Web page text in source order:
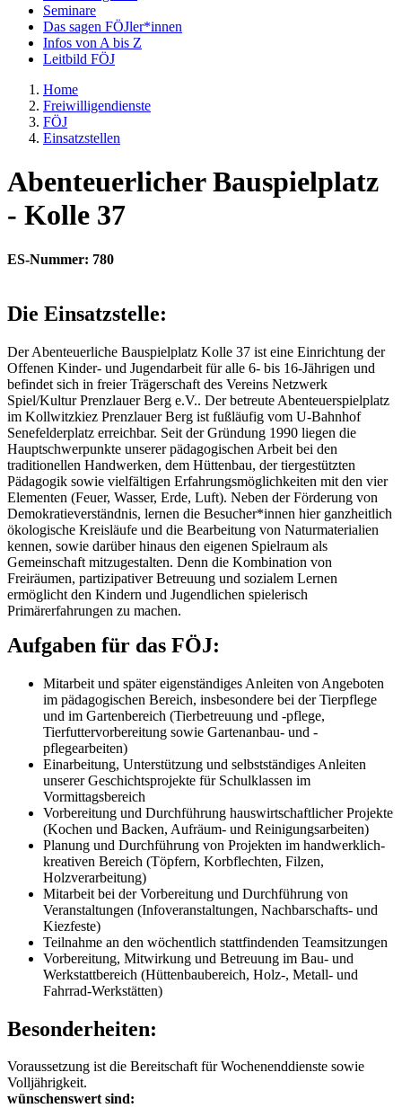
Seminare
Das sagen FÖJler*innen
Infos von A bis Z
Leitbild FÖJ
Home
Freiwilligendienste
FÖJ
Einsatzstellen
Abenteuerlicher Bauspielplatz
- Kolle 37
ES-Nummer: 780
Die Einsatzstelle:
Der Abenteuerliche Bauspielplatz Kolle 37 ist eine Einrichtung der
Offenen Kinder- und Jugendarbeit für alle 6- bis 16-Jährigen und
befindet sich in freier Trägerschaft des Vereins Netzwerk
Spiel/Kultur Prenzlauer Berg e.V.. Der betreute Abenteuerspielplatz
im Kollwitzkiez Prenzlauer Berg ist fußläufig vom U-Bahnhof
Senefelderplatz erreichbar. Seit der Gründung 1990 liegen die
Hauptschwerpunkte unserer pädagogischen Arbeit bei den
traditionellen Handwerken, dem Hüttenbau, der tiergestützten
Pädagogik sowie vielfältigen Erfahrungsmöglichkeiten mit den vier
Elementen (Feuer, Wasser, Erde, Luft). Neben der Förderung von
Demokratieverständnis, lernen die Besucher*innen hier ganzheitlich
ökologische Kreisläufe und die Bearbeitung von Naturmaterialien
kennen, sowie darüber hinaus den eigenen Spielraum als
Gemeinschaft mitzugestalten. Denn die Kombination von
Freiräumen, partizipativer Betreuung und sozialem Lernen
ermöglicht den Kindern und Jugendlichen spielerisch
Primärerfahrungen zu machen.
Aufgaben für das FÖJ:
Mitarbeit und später eigenständiges Anleiten von Angeboten
im pädagogischen Bereich, insbesondere bei der Tierpflege
und im Gartenbereich (Tierbetreuung und -pflege,
Tierfuttervorbereitung sowie Gartenanbau- und -
pflegearbeiten)
Einarbeitung, Unterstützung und selbstständiges Anleiten
unserer Geschichtsprojekte für Schulklassen im
Vormittagsbereich
Vorbereitung und Durchführung hauswirtschaftlicher Projekte
(Kochen und Backen, Aufräum- und Reinigungsarbeiten)
Planung und Durchführung von Projekten im handwerklich-
kreativen Bereich (Töpfern, Korbflechten, Filzen,
Holzverarbeitung)
Mitarbeit bei der Vorbereitung und Durchführung von
Veranstaltungen (Infoveranstaltungen, Nachbarschafts- und
Kiezfeste)
Teilnahme an den wöchentlich stattfindenden Teamsitzungen
Vorbereitung, Mitwirkung und Betreuung im Bau- und
Werkstattbereich (Hüttenbaubereich, Holz-, Metall- und
Fahrrad-Werkstätten)
Besonderheiten:
Voraussetzung ist die Bereitschaft für Wochenenddienste sowie
Volljährigkeit.
wünschenswert sind: